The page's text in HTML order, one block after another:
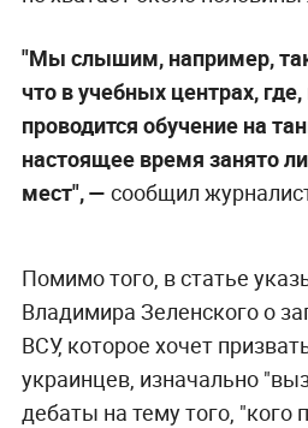
"Мы слышим, например,
что в учебных центрах,
проводится обучение на
настоящее время занято
мест", — сообщил
Помимо того, в статье
Владимира Зеленского о
ВСУ, которое хочет
украинцев, изначально
дебаты на тему того, "кого